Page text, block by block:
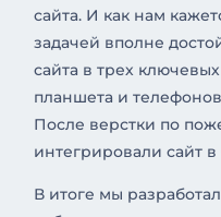
сайта. И как нам
задачей вполне
сайта в трех
планшета и
После верстки по
интегрировали сайт в
В итоге мы